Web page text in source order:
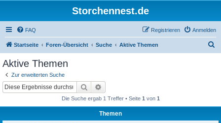
Storchennest.de
FAQ Anmelden
Registrieren
Startseite Foren-Übersicht Suche Aktive Themen
Aktive Themen
Zur erweiterten Suche
Suche
Die Suche ergab 1 Treffer • Seite 1 von 1
Themen